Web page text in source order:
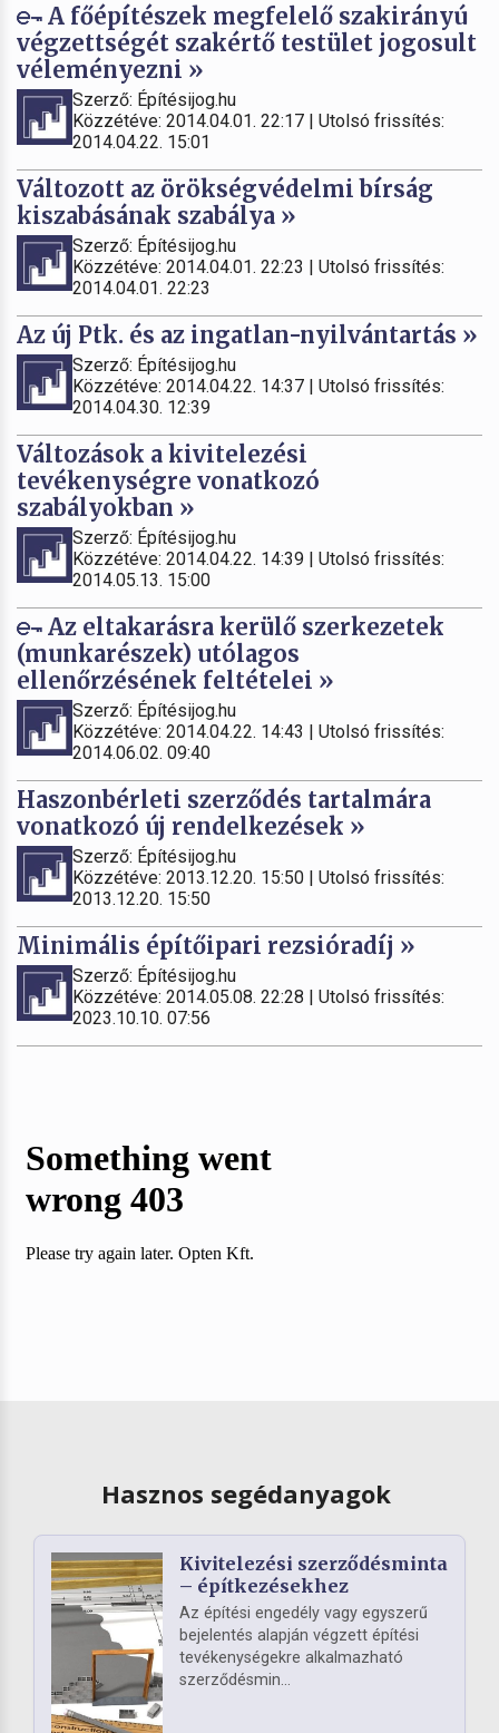
A főépítészek megfelelő szakirányú
végzettségét szakértő testület jogosult
véleményezni »
Szerző: Építésijog.hu
Közzétéve: 2014.04.01. 22:17 | Utolsó frissítés:
2014.04.22. 15:01
Változott az örökségvédelmi bírság
kiszabásának szabálya »
Szerző: Építésijog.hu
Közzétéve: 2014.04.01. 22:23 | Utolsó frissítés:
2014.04.01. 22:23
Az új Ptk. és az ingatlan-nyilvántartás »
Szerző: Építésijog.hu
Közzétéve: 2014.04.22. 14:37 | Utolsó frissítés:
2014.04.30. 12:39
Változások a kivitelezési
tevékenységre vonatkozó
szabályokban »
Szerző: Építésijog.hu
Közzétéve: 2014.04.22. 14:39 | Utolsó frissítés:
2014.05.13. 15:00
Az eltakarásra kerülő szerkezetek
(munkarészek) utólagos
ellenőrzésének feltételei »
Szerző: Építésijog.hu
Közzétéve: 2014.04.22. 14:43 | Utolsó frissítés:
2014.06.02. 09:40
Haszonbérleti szerződés tartalmára
vonatkozó új rendelkezések »
Szerző: Építésijog.hu
Közzétéve: 2013.12.20. 15:50 | Utolsó frissítés:
2013.12.20. 15:50
Minimális építőipari rezsióradíj »
Szerző: Építésijog.hu
Közzétéve: 2014.05.08. 22:28 | Utolsó frissítés:
2023.10.10. 07:56
Hasznos segédanyagok
Kivitelezési szerződésminta
– építkezésekhez
Az építési engedély vagy egyszerű
bejelentés alapján végzett építési
tevékenységekre alkalmazható
szerződésmin...